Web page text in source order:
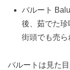
バルート
後、茹でた
街頭でも売ら
バルートは見た